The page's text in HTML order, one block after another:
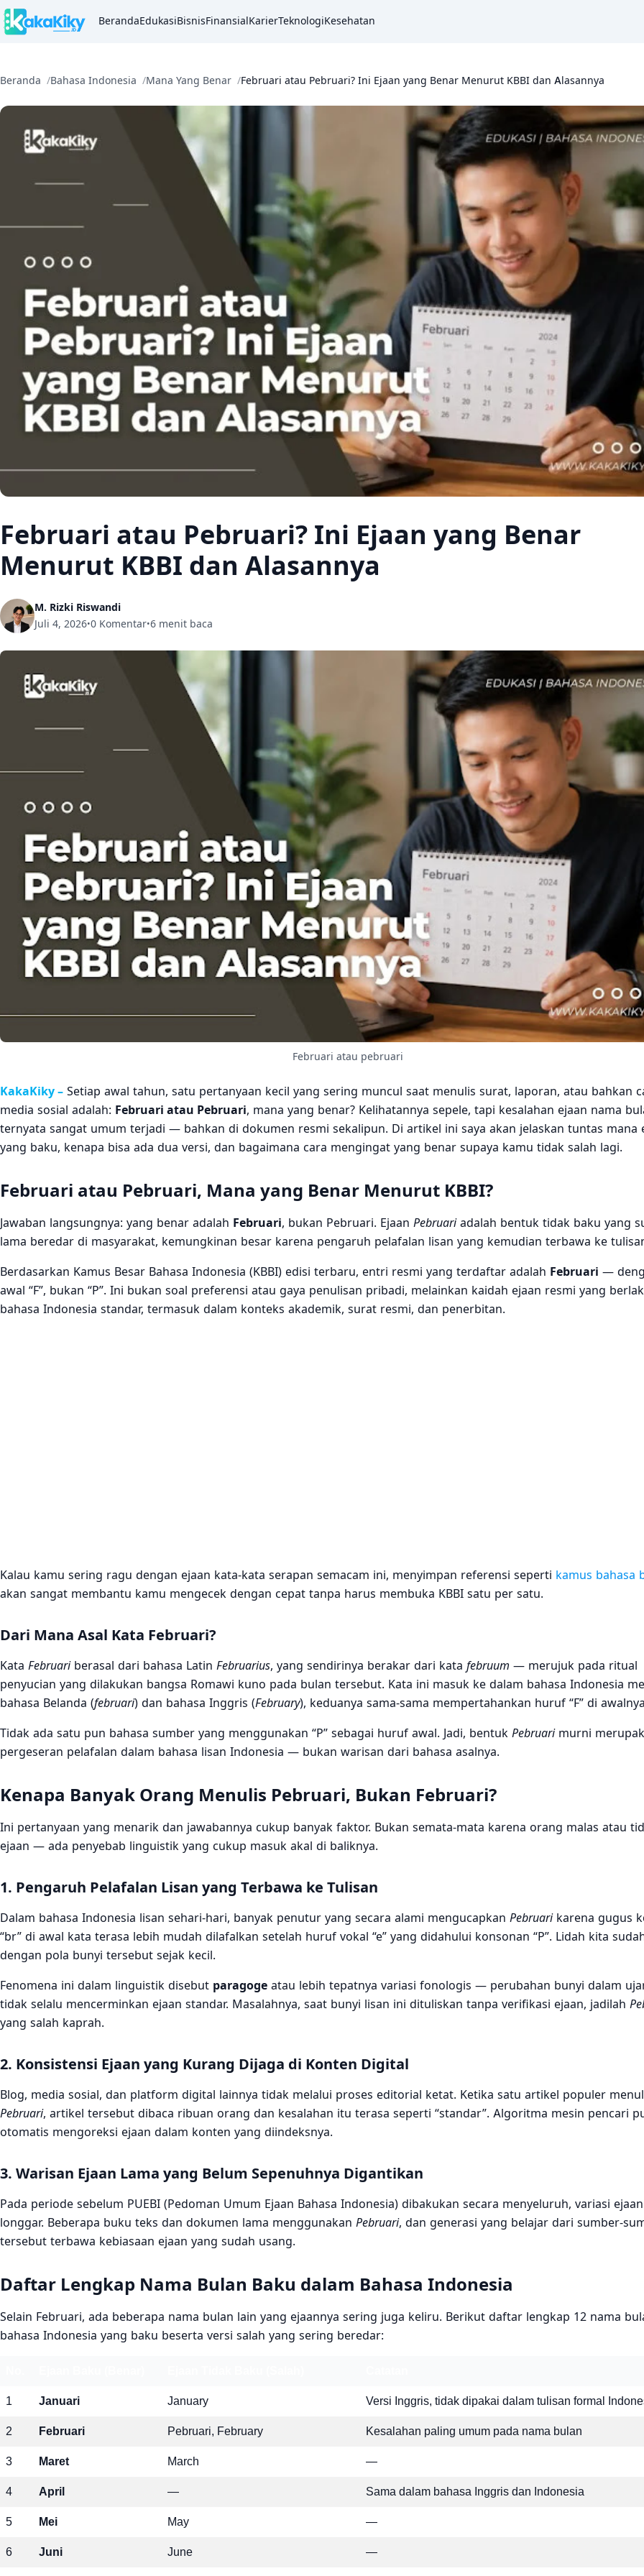
BerandaEdukasiBisnisFinansialKarierTeknologiKesehatan
Beranda Bahasa Indonesia Mana Yang Benar Februari atau Pebruari? Ini Ejaan yang Benar Menurut KBBI dan Alasannya
Februari atau Pebruari? Ini Ejaan yang Benar
Menurut KBBI dan Alasannya
M. Rizki Riswandi
Juli 4, 2026•0 Komentar•6 menit baca
Februari atau pebruari
KakaKiky – Setiap awal tahun, satu pertanyaan kecil yang sering muncul saat menulis surat, laporan, atau bahkan
media sosial adalah: Februari atau Pebruari, mana yang benar? Kelihatannya sepele, tapi kesalahan ejaan nama
ternyata sangat umum terjadi — bahkan di dokumen resmi sekalipun. Di artikel ini saya akan jelaskan tuntas mana
yang baku, kenapa bisa ada dua versi, dan bagaimana cara mengingat yang benar supaya kamu tidak salah lagi.
Februari atau Pebruari, Mana yang Benar Menurut KBBI?
Jawaban langsungnya: yang benar adalah Februari, bukan Pebruari. Ejaan Pebruariadalah bentuk tidak baku yang
lama beredar di masyarakat, kemungkinan besar karena pengaruh pelafalan lisan yang kemudian terbawa ke
Berdasarkan Kamus Besar Bahasa Indonesia (KBBI) edisi terbaru, entri resmi yang terdaftar adalah Februari —
awal “F”, bukan “P”. Ini bukan soal preferensi atau gaya penulisan pribadi, melainkan kaidah ejaan resmi yang
bahasa Indonesia standar, termasuk dalam konteks akademik, surat resmi, dan penerbitan.
Kalau kamu sering ragu dengan ejaan kata-kata serapan semacam ini, menyimpan referensi seperti kamus bahasa
akan sangat membantu kamu mengecek dengan cepat tanpa harus membuka KBBI satu per satu.
Dari Mana Asal Kata Februari?
Kata Februariberasal dari bahasa Latin Februarius, yang sendirinya berakar dari kata februum — merujuk pada ritual
penyucian yang dilakukan bangsa Romawi kuno pada bulan tersebut. Kata ini masuk ke dalam bahasa Indonesia
bahasa Belanda (februari) dan bahasa Inggris (February), keduanya sama-sama mempertahankan huruf “F” di
Tidak ada satu pun bahasa sumber yang menggunakan “P” sebagai huruf awal. Jadi, bentuk Pebruarimurni
pergeseran pelafalan dalam bahasa lisan Indonesia — bukan warisan dari bahasa asalnya.
Kenapa Banyak Orang Menulis Pebruari, Bukan Februari?
Ini pertanyaan yang menarik dan jawabannya cukup banyak faktor. Bukan semata-mata karena orang malas atau
ejaan — ada penyebab linguistik yang cukup masuk akal di baliknya.
1. Pengaruh Pelafalan Lisan yang Terbawa ke Tulisan
Dalam bahasa Indonesia lisan sehari-hari, banyak penutur yang secara alami mengucapkan Pebruarikarena gugus
“br” di awal kata terasa lebih mudah dilafalkan setelah huruf vokal “e” yang didahului konsonan “P”. Lidah kita
dengan pola bunyi tersebut sejak kecil.
Fenomena ini dalam linguistik disebut paragoge atau lebih tepatnya variasi fonologis — perubahan bunyi dalam
tidak selalu mencerminkan ejaan standar. Masalahnya, saat bunyi lisan ini dituliskan tanpa verifikasi ejaan, jadilah
yang salah kaprah.
2. Konsistensi Ejaan yang Kurang Dijaga di Konten Digital
Blog, media sosial, dan platform digital lainnya tidak melalui proses editorial ketat. Ketika satu artikel populer
Pebruari, artikel tersebut dibaca ribuan orang dan kesalahan itu terasa seperti “standar”. Algoritma mesin pencari
otomatis mengoreksi ejaan dalam konten yang diindeksnya.
3. Warisan Ejaan Lama yang Belum Sepenuhnya Digantikan
Pada periode sebelum PUEBI (Pedoman Umum Ejaan Bahasa Indonesia) dibakukan secara menyeluruh, variasi
longgar. Beberapa buku teks dan dokumen lama menggunakan Pebruari, dan generasi yang belajar dari sumber-
tersebut terbawa kebiasaan ejaan yang sudah usang.
Daftar Lengkap Nama Bulan Baku dalam Bahasa Indonesia
Selain Februari, ada beberapa nama bulan lain yang ejaannya sering juga keliru. Berikut daftar lengkap 12 nama
bahasa Indonesia yang baku beserta versi salah yang sering beredar:
1 Januari January Versi Inggris, tidak dipakai dalam tulisan formal
2 Februari Pebruari, February Kesalahan paling umum pada nama bulan
3 Maret March —
4 April — Sama dalam bahasa Inggris dan Indonesia
5 Mei May —
6 Juni June —